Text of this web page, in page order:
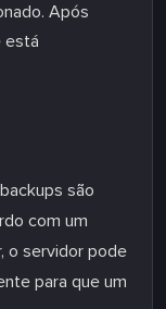
Após
está
são
com um
o servidor pode
para que um